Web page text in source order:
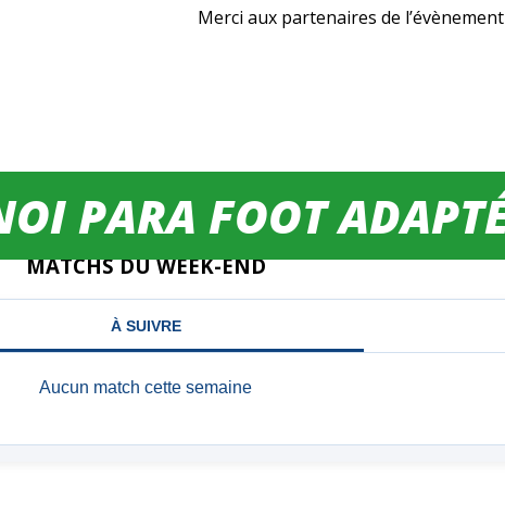
PARA FOOT
Merci aux partenaires de
MATCHS DU WEEK-END